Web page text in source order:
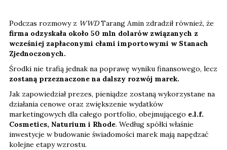
Podczas rozmowy z WWDTarang Amin zdradził również, że
firma odzyskała około 50 mln dolarów związanych z
wcześniej zapłaconymi cłami importowymi w Stanach
Zjednoczonych.
Środki nie trafią jednak na poprawę wyniku finansowego, lecz
zostaną przeznaczone na dalszy rozwój marek.
Jak zapowiedział prezes, pieniądze zostaną wykorzystane na
działania cenowe oraz zwiększenie wydatków
marketingowych dla całego portfolio, obejmującego e.l.f.
Cosmetics, Naturium i Rhode. Według spółki właśnie
inwestycje w budowanie świadomości marek mają napędzać
kolejne etapy wzrostu.